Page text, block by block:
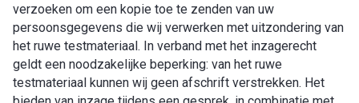
verzoeken om een kopie toe te zenden van uw
persoonsgegevens die wij verwerken met uitzondering van
het ruwe testmateriaal. In verband met het inzagerecht
geldt een noodzakelijke beperking: van het ruwe
testmateriaal kunnen wij geen afschrift verstrekken. Het